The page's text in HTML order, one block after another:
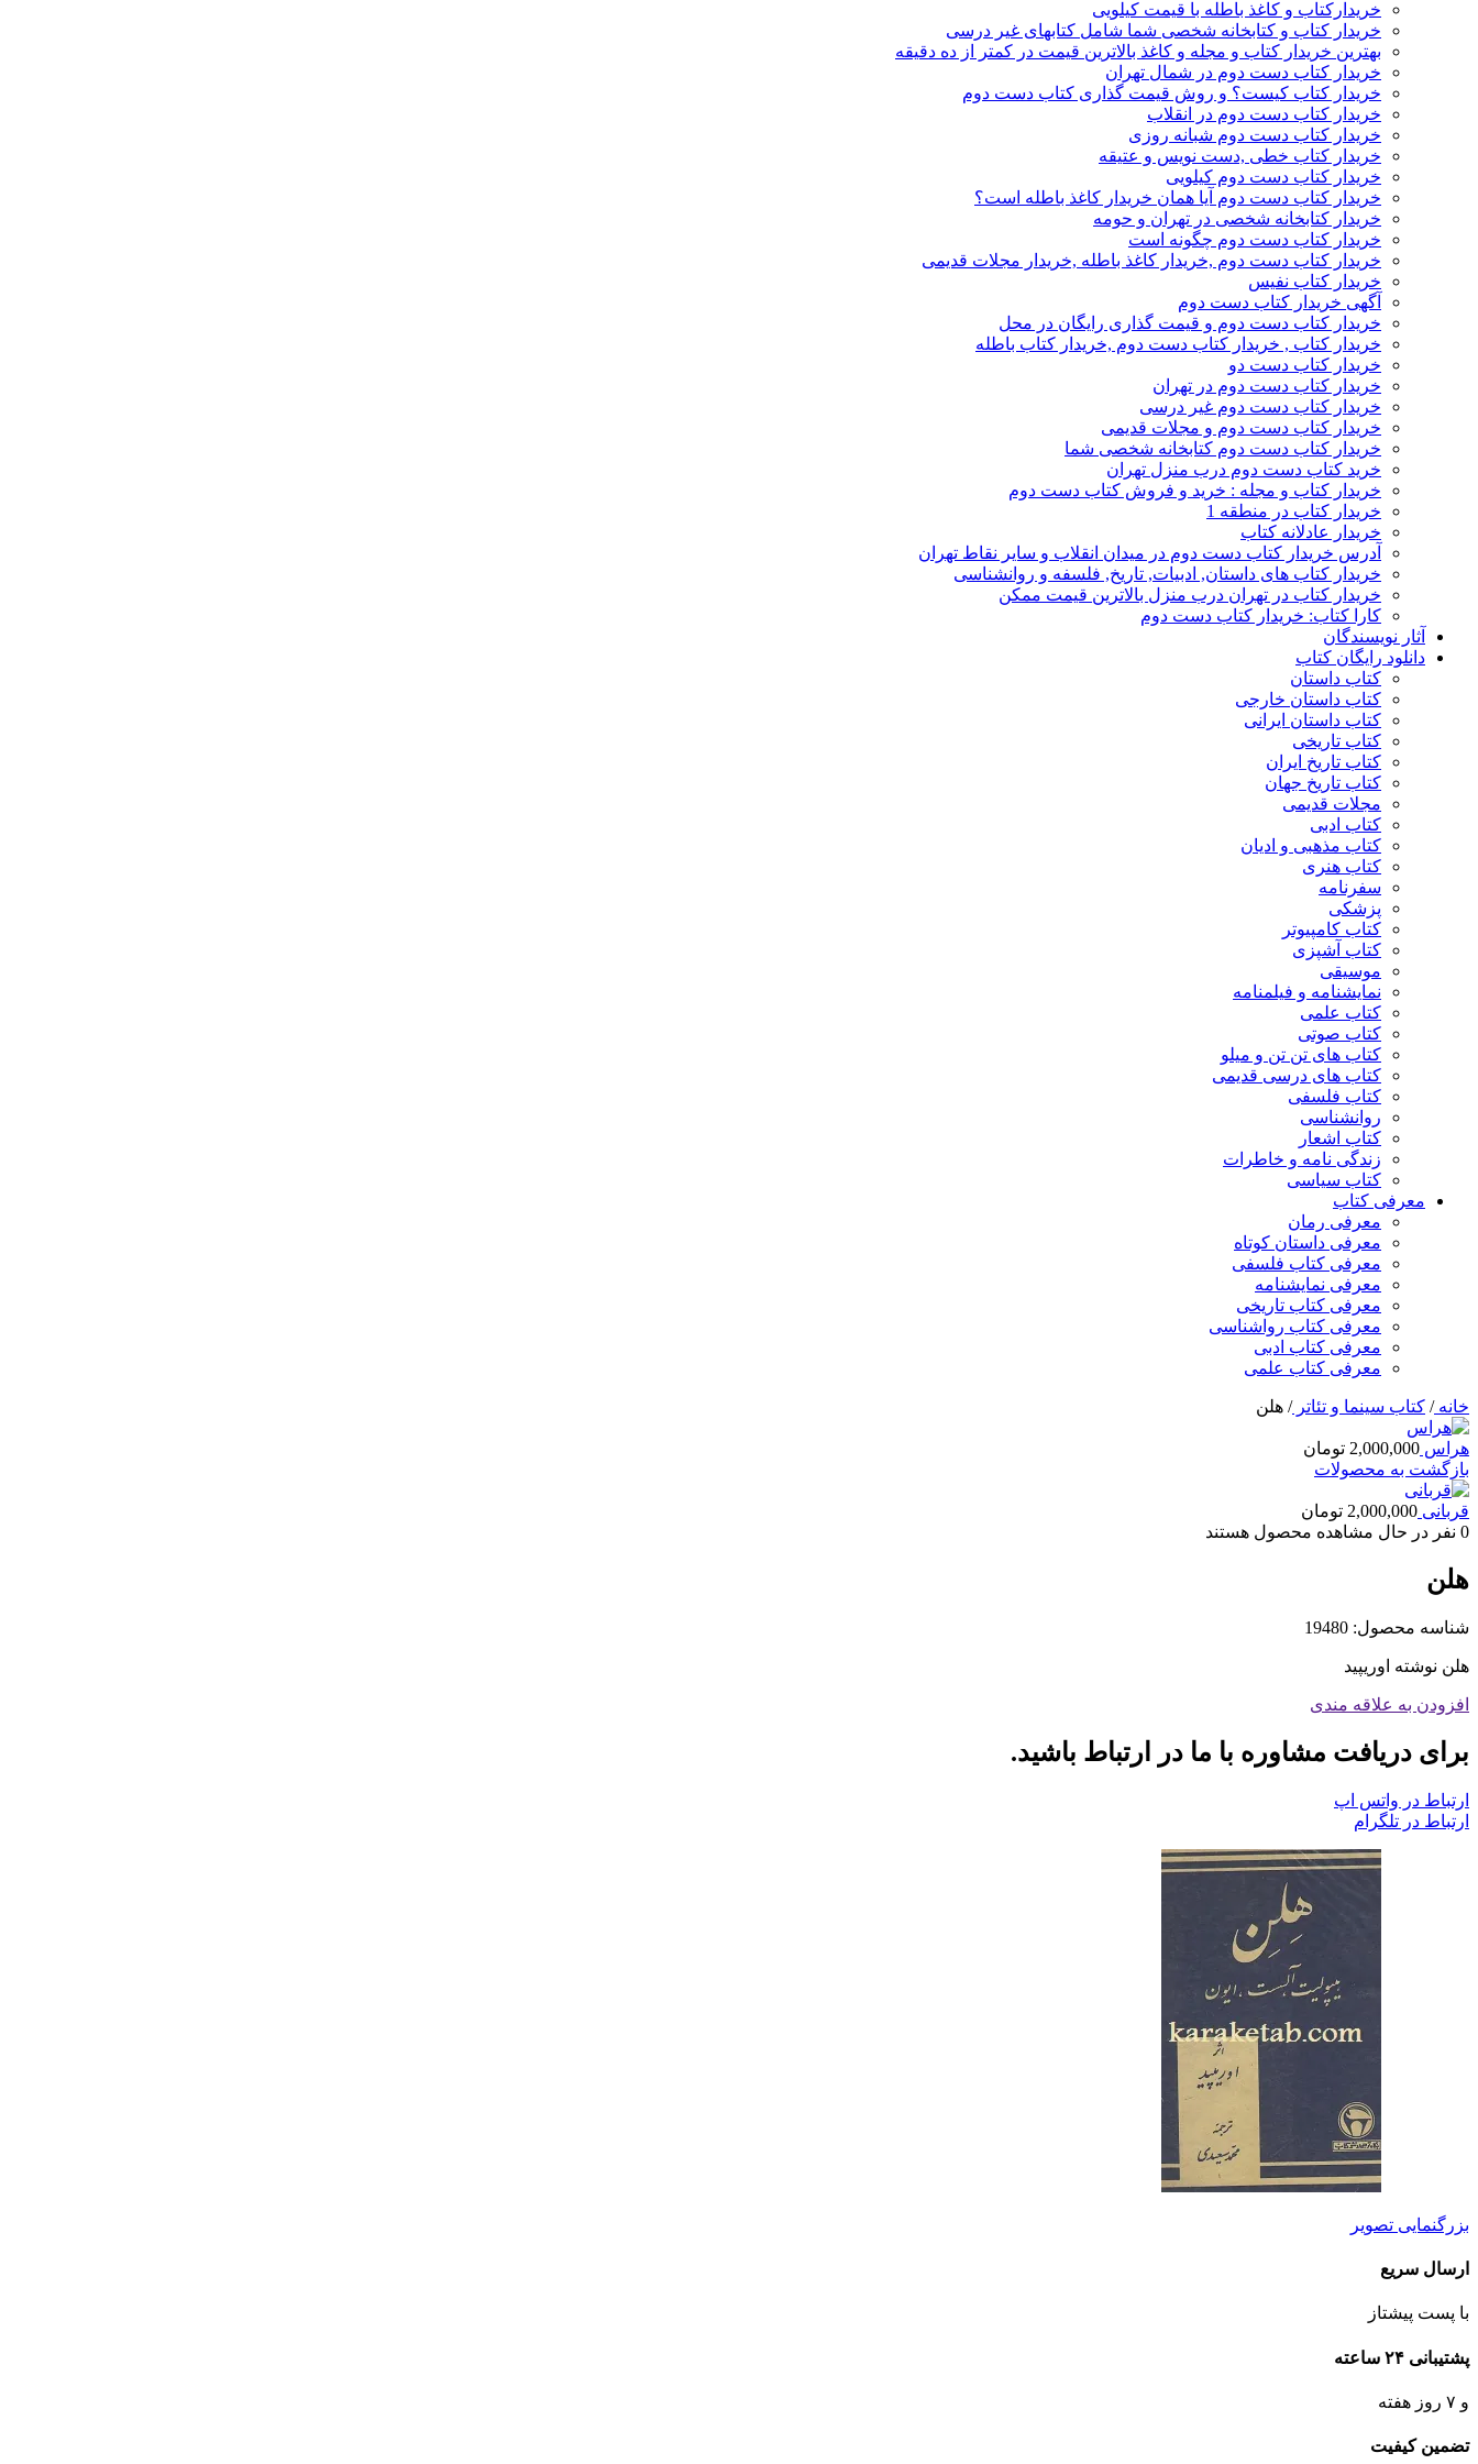
خریدارکتاب و کاغذ باطله با قیمت کیلویی
خریدار کتاب و کتابخانه شخصی شما شامل کتابهای غیر درسی
بهترین خریدار کتاب و مجله و کاغذ بالاترین قیمت در کمتر از ده دقیقه
خریدار کتاب دست دوم در شمال تهران
خریدار کتاب کیست؟ و روش قیمت گذاری کتاب دست دوم
خریدار کتاب دست دوم در انقلاب
خریدار کتاب دست دوم شبانه روزی
خریدار کتاب خطی ,دست نویس و عتیقه
خریدار کتاب دست دوم کیلویی
خریدار کتاب دست دوم آیا همان خریدار کاغذ باطله است؟
خریدار کتابخانه شخصی در تهران و حومه
خریدار کتاب دست دوم چگونه است
خریدار کتاب دست دوم ,خریدار کاغذ باطله ,خریدار مجلات قدیمی
خریدار کتاب نفیس
آگهی خریدار کتاب دست دوم
خریدار کتاب دست دوم و قیمت گذاری رایگان در محل
خریدار کتاب , خریدار کتاب دست دوم ,خریدار کتاب باطله
خریدار کتاب دست دو
خریدار کتاب دست دوم در تهران
خریدار کتاب دست دوم غیر درسی
خریدار کتاب دست دوم و مجلات قدیمی
خریدار کتاب دست دوم کتابخانه شخصی شما
خرید کتاب دست دوم درب منزل تهران
خریدار کتاب و مجله : خرید و فروش کتاب دست دوم
خریدار کتاب در منطقه 1
خریدار عادلانه کتاب
آدرس خریدار کتاب دست دوم در میدان انقلاب و سایر نقاط تهران
خریدار کتاب های داستان, ادبیات, تاریخ, فلسفه و روانشناسی
خریدار کتاب در تهران درب منزل بالاترین قیمت ممکن
کارا کتاب: خریدار کتاب دست دوم
آثار نویسندگان
دانلود رایگان کتاب
کتاب داستان
کتاب داستان خارجی
کتاب داستان ایرانی
کتاب تاریخی
کتاب تاریخ ایران
کتاب تاریخ جهان
مجلات قدیمی
کتاب ادبی
کتاب مذهبی و ادیان
کتاب هنری
سفرنامه
پزشکی
کتاب کامپیوتر
کتاب آشپزی
موسیقی
نمایشنامه و فیلمنامه
کتاب علمی
کتاب صوتی
کتاب های تن تن و میلو
کتاب های درسی قدیمی
کتاب فلسفی
روانشناسی
کتاب اشعار
زندگی نامه و خاطرات
کتاب سیاسی
معرفی کتاب
معرفی رمان
معرفی داستان کوتاه
معرفی کتاب فلسفی
معرفی نمایشنامه
معرفی کتاب تاریخی
معرفی کتاب رواشناسی
معرفی کتاب ادبی
معرفی کتاب علمی
خانه/ کتاب سینما و تئاتر/ هلن
هراس 2,000,000 تومان
بازگشت به محصولات
قربانی 2,000,000 تومان
0 نفر در حال مشاهده محصول هستند
هلن
شناسه محصول: 19480
هلن نوشته اوریپید
افزودن به علاقه مندی
برای دریافت مشاوره با ما در ارتباط باشید.
ارتباط در واتس اپ
ارتباط در تلگرام
بزرگنمایی تصویر
ارسال سریع
با پست پیشتاز
پشتیبانی ۲۴ ساعته
و ۷ روز هفته
تضمین کیفیت